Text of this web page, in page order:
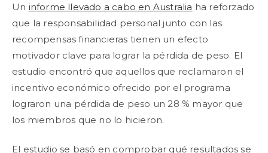
Un informe llevado a cabo en Australia ha reforzado
que la responsabilidad personal junto con las
recompensas financieras tienen un efecto
motivador clave para lograr la pérdida de peso. El
estudio encontró que aquellos que reclamaron el
incentivo económico ofrecido por el programa
lograron una pérdida de peso un 28 % mayor que
los miembros que no lo hicieron.
El estudio se basó en comprobar qué resultados se